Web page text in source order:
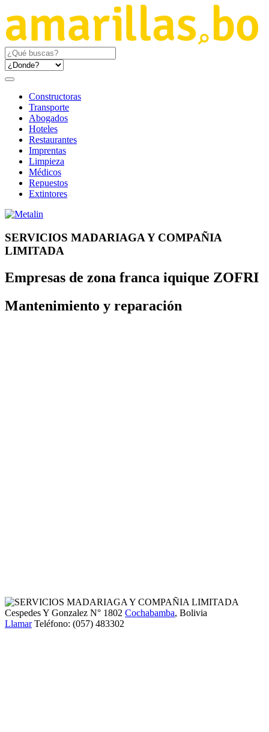
Constructoras
Transporte
Abogados
Hoteles
Restaurantes
Imprentas
Limpieza
Médicos
Repuestos
Extintores
SERVICIOS MADARIAGA Y COMPAÑIA
LIMITADA
Empresas de zona franca iquique ZOFRI
Mantenimiento y reparación
Cespedes Y Gonzalez N° 1802 Cochabamba, Bolivia
Llamar Teléfono: (057) 483302